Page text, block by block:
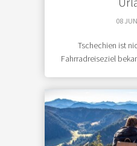
08
Tschechien ist
Fahrradreiseziel